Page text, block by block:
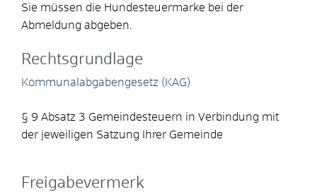
Sie müssen die Hundesteuermarke bei der
Abmeldung abgeben.
Rechtsgrundlage
Kommunalabgabengesetz (KAG)
§ 9 Absatz 3 Gemeindesteuern in Verbindung mit
der jeweiligen Satzung Ihrer Gemeinde
Freigabevermerk